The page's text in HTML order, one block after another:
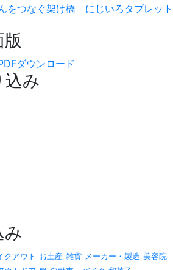
込み
み
クアウト お土産 雑貨 メーカー・製造 美容院